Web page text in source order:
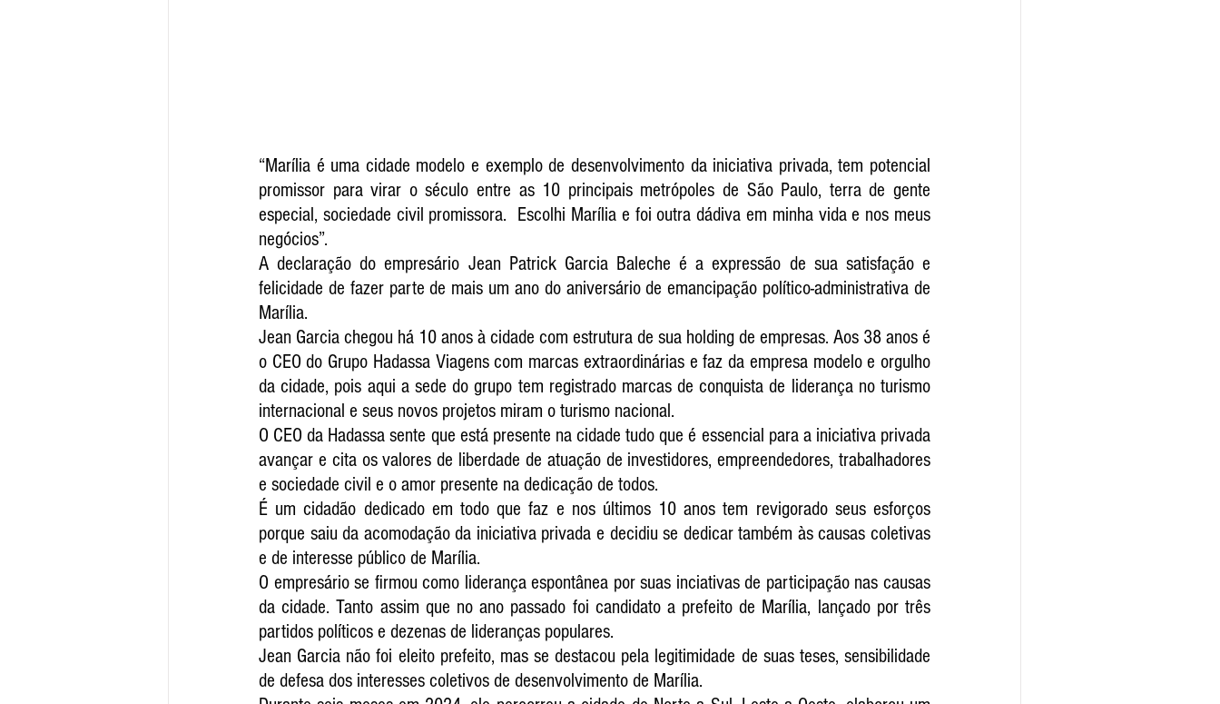
“Marília é uma cidade modelo e exemplo de desenvolvimento da iniciativa privada, tem potencial
promissor para virar o século entre as 10 principais metrópoles de São Paulo, terra de gente
especial, sociedade civil promissora.  Escolhi Marília e foi outra dádiva em minha vida e nos meus
negócios”.
A declaração do empresário Jean Patrick Garcia Baleche é a expressão de sua satisfação e
felicidade de fazer parte de mais um ano do aniversário de emancipação político-administrativa de
Marília.
Jean Garcia chegou há 10 anos à cidade com estrutura de sua holding de empresas. Aos 38 anos é
o CEO do Grupo Hadassa Viagens com marcas extraordinárias e faz da empresa modelo e orgulho
da cidade, pois aqui a sede do grupo tem registrado marcas de conquista de liderança no turismo
internacional e seus novos projetos miram o turismo nacional.
O CEO da Hadassa sente que está presente na cidade tudo que é essencial para a iniciativa privada
avançar e cita os valores de liberdade de atuação de investidores, empreendedores, trabalhadores
e sociedade civil e o amor presente na dedicação de todos.
É um cidadão dedicado em todo que faz e nos últimos 10 anos tem revigorado seus esforços
porque saiu da acomodação da iniciativa privada e decidiu se dedicar também às causas coletivas
e de interesse público de Marília.
O empresário se firmou como liderança espontânea por suas inciativas de participação nas causas
da cidade. Tanto assim que no ano passado foi candidato a prefeito de Marília, lançado por três
partidos políticos e dezenas de lideranças populares.
Jean Garcia não foi eleito prefeito, mas se destacou pela legitimidade de suas teses, sensibilidade
de defesa dos interesses coletivos de desenvolvimento de Marília.